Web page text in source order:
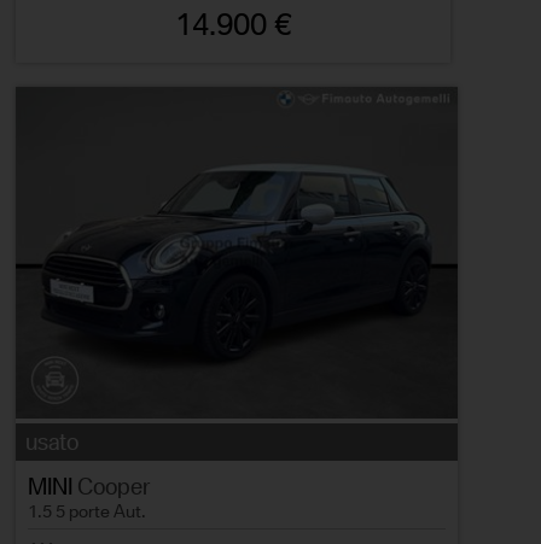
14.900 €
usato
MINI Cooper
1.5 5 porte Aut.